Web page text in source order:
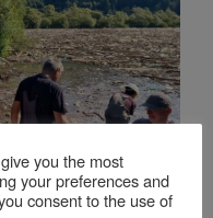
you the most
your preferences and
consent to the use of